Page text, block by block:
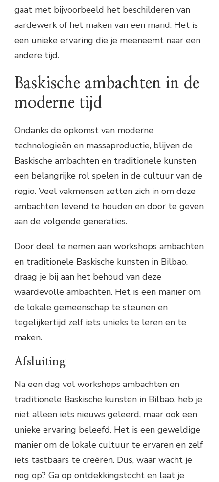
gaat met bijvoorbeeld het beschilderen van
aardewerk of het maken van een mand. Het is
een unieke ervaring die je meeneemt naar een
andere tijd.
Baskische ambachten in de
moderne tijd
Ondanks de opkomst van moderne
technologieën en massaproductie, blijven de
Baskische ambachten en traditionele kunsten
een belangrijke rol spelen in de cultuur van de
regio. Veel vakmensen zetten zich in om deze
ambachten levend te houden en door te geven
aan de volgende generaties.
Door deel te nemen aan workshops ambachten
en traditionele Baskische kunsten in Bilbao,
draag je bij aan het behoud van deze
waardevolle ambachten. Het is een manier om
de lokale gemeenschap te steunen en
tegelijkertijd zelf iets unieks te leren en te
maken.
Afsluiting
Na een dag vol workshops ambachten en
traditionele Baskische kunsten in Bilbao, heb je
niet alleen iets nieuws geleerd, maar ook een
unieke ervaring beleefd. Het is een geweldige
manier om de lokale cultuur te ervaren en zelf
iets tastbaars te creëren. Dus, waar wacht je
nog op? Ga op ontdekkingstocht en laat je